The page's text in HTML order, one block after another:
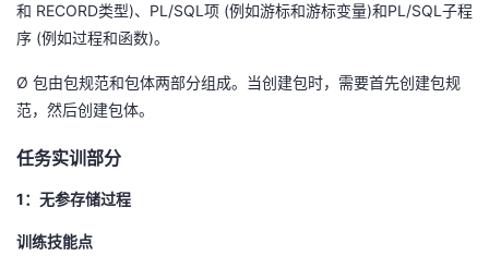
和 RECORD类型)、 PL/SQL 项 (例如游标和游标变量)和 PL/SQL 子程
序 (例如过程和函数)。
Ø 包由包规范和包体两部分组成。当创建包时，需要首先创建包规
范，然后创建包体。
任务实训部分
1 ： 无参存储过程
训练技能点